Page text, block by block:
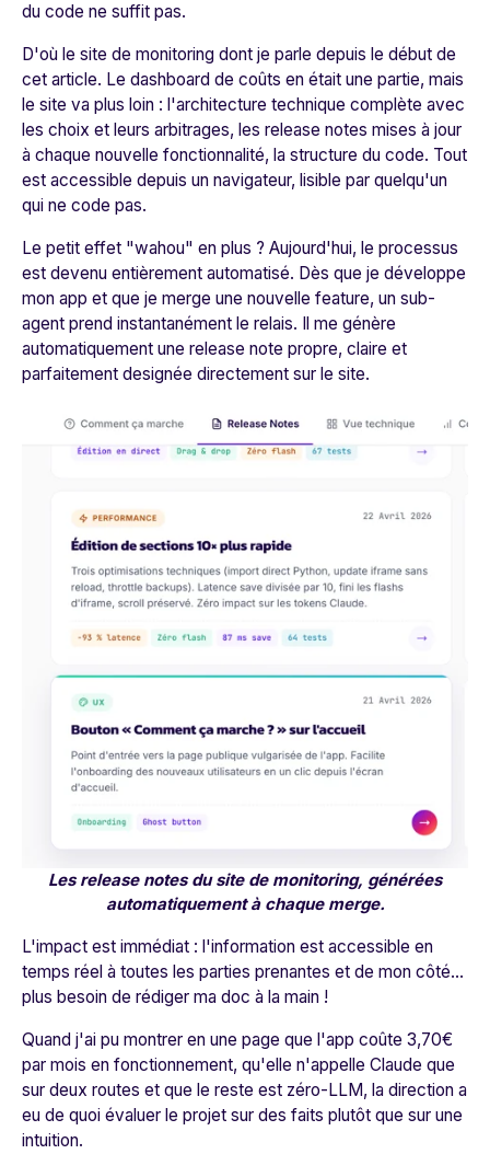
du code ne suffit pas.
D'où le site de monitoring dont je parle depuis le début de
cet article. Le dashboard de coûts en était une partie, mais
le site va plus loin : l'architecture technique complète avec
les choix et leurs arbitrages, les release notes mises à jour
à chaque nouvelle fonctionnalité, la structure du code. Tout
est accessible depuis un navigateur, lisible par quelqu'un
qui ne code pas.
Le petit effet "wahou" en plus ? Aujourd'hui, le processus
est devenu entièrement automatisé. Dès que je développe
mon app et que je merge une nouvelle feature, un sub-
agent prend instantanément le relais. Il me génère
automatiquement une release note propre, claire et
parfaitement designée directement sur le site.
Les release notes du site de monitoring, générées
automatiquement à chaque merge.
L'impact est immédiat : l'information est accessible en
temps réel à toutes les parties prenantes et de mon côté...
plus besoin de rédiger ma doc à la main !
Quand j'ai pu montrer en une page que l'app coûte 3,70€
par mois en fonctionnement, qu'elle n'appelle Claude que
sur deux routes et que le reste est zéro-LLM, la direction a
eu de quoi évaluer le projet sur des faits plutôt que sur une
intuition.